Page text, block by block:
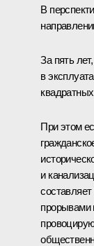
В
За пять
в
При этом
и
прорывами